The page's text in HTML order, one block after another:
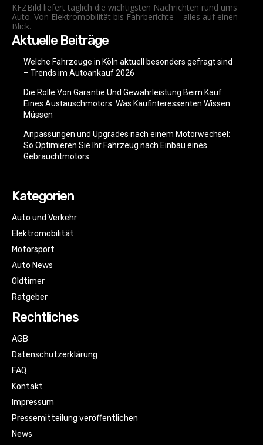
KFZBild liefert täglich die wichtigsten Nachrichten rund ums
Auto. Von Elektromobilität bis Fahrberichte – alles auf einen
Blick.
Aktuelle Beiträge
Welche Fahrzeuge in Köln aktuell besonders gefragt sind
– Trends im Autoankauf 2026
Die Rolle Von Garantie Und Gewährleistung Beim Kauf
Eines Austauschmotors: Was Kaufinteressenten Wissen
Müssen
Anpassungen und Upgrades nach einem Motorwechsel:
So Optimieren Sie Ihr Fahrzeug nach Einbau eines
Gebrauchtmotors
Kategorien
Auto und Verkehr
Elektromobilität
Motorsport
Auto News
Oldtimer
Ratgeber
Rechtliches
AGB
Datenschutzerklärung
FAQ
Kontakt
Impressum
Pressemitteilung veröffentlichen
News